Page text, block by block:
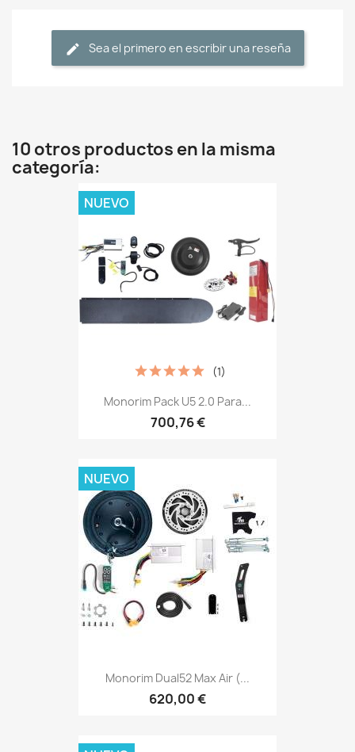
Sea el primero en escribir una reseña
10 otros productos en la misma
categoría:
Monorim Pack U5 2.0 Para...
700,76 €
(1)
NUEVO
Monorim Dual52 Max Air (...
620,00 €
NUEVO